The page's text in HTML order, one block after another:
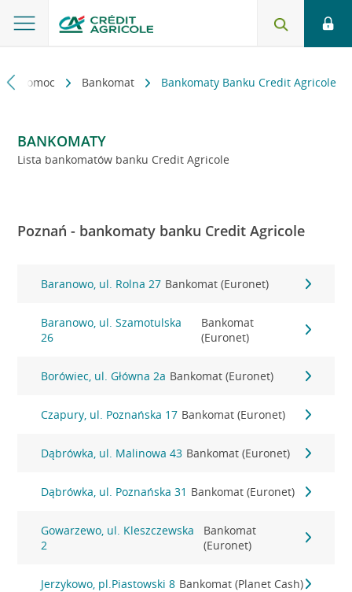
i pomoc Bankomat Bankomaty Banku Credit Agricole
BANKOMATY
Lista bankomatów banku Credit Agricole
Poznań - bankomaty banku Credit Agricole
Baranowo, ul. Rolna 27 Bankomat (Euronet)
Baranowo, ul. Szamotulska
26
Bankomat
(Euronet)
Borówiec, ul. Główna 2a Bankomat (Euronet)
Czapury, ul. Poznańska 17 Bankomat (Euronet)
Dąbrówka, ul. Malinowa 43 Bankomat (Euronet)
Dąbrówka, ul. Poznańska 31 Bankomat (Euronet)
Gowarzewo, ul. Kleszczewska
2
Bankomat
(Euronet)
Jerzykowo, pl.Piastowski 8 Bankomat (Planet Cash)